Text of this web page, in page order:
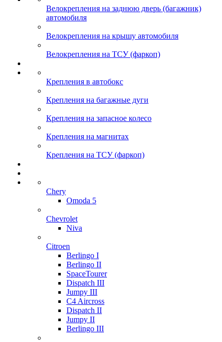
Велокрепления на заднюю дверь (багажник)
автомобиля
Велокрепления на крышу автомобиля
Велокрепления на ТСУ (фаркоп)
Крепления в автобокс
Крепления на багажные дуги
Крепления на запасное колесо
Крепления на магнитах
Крепления на ТСУ (фаркоп)
Chery
Omoda 5
Chevrolet
Niva
Citroen
Berlingo I
Berlingo II
SpaceTourer
Dispatch III
Jumpy III
C4 Aircross
Dispatch II
Jumpy II
Berlingo III